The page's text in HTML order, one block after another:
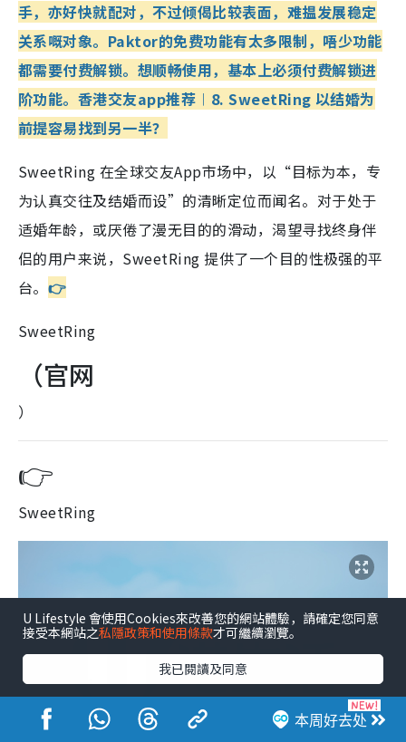
手，亦好快就配对，不过倾偈比较表面，难揾发展稳定
关系嘅对象。Paktor的免费功能有太多限制，唔少功能
都需要付费解锁。想顺畅使用，基本上必须付费解锁进
阶功能。 香港交友app推荐︱8. SweetRing 以结婚为
前提容易找到另一半？
SweetRing 在全球交友App市场中，以“目标为本，专
为认真交往及结婚而设”的清晰定位而闻名。对于处于
适婚年龄，或厌倦了漫无目的的滑动，渴望寻找终身伴
侣的用户来说，SweetRing 提供了一个目的性极强的平
台。 👉
SweetRing
（官网
）
👉
SweetRing
本周好去处
U Lifestyle 會使用Cookies來改善您的網站體驗，請確定您同意
接受本網站之私隱政策和使用條款才可繼續瀏覽。
我已閱讀及同意